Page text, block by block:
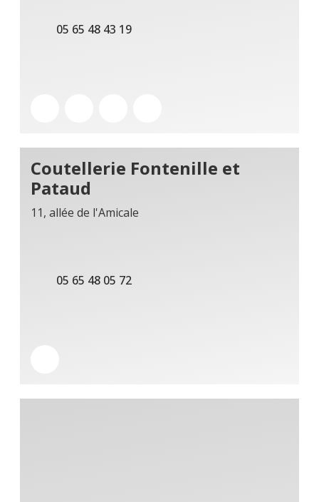
05 65 48 43 19
Coutellerie Fontenille et
Pataud
11, allée de l'Amicale
05 65 48 05 72